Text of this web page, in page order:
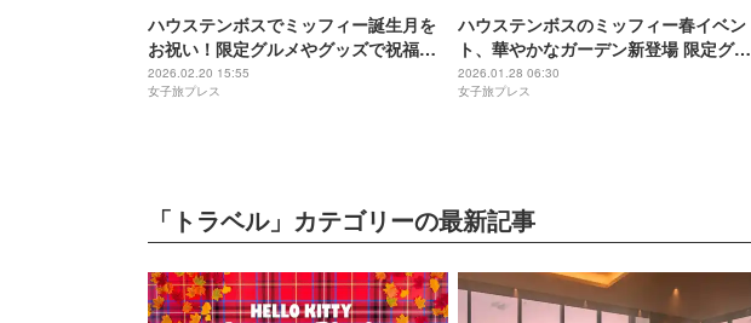
ハウステンボスでミッフィー誕生月を
お祝い！限定グルメやグッズで祝福ム
ードに包まれる1ヶ月
2026.02.20 15:55
女子旅プレス
ハウステンボスのミッフィー春イベン
ト、華やかなガーデン新登場 限定グル
メも可愛さ満点
2026.01.28 06:30
女子旅プレス
「トラベル」カテゴリーの最新記事